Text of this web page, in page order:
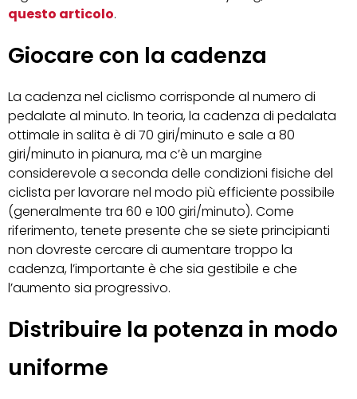
questo articolo.
Giocare con la cadenza
La cadenza nel ciclismo corrisponde al numero di
pedalate al minuto. In teoria, la cadenza di pedalata
ottimale in salita è di 70 giri/minuto e sale a 80
giri/minuto in pianura, ma c’è un margine
considerevole a seconda delle condizioni fisiche del
ciclista per lavorare nel modo più efficiente possibile
(generalmente tra 60 e 100 giri/minuto). Come
riferimento, tenete presente che se siete principianti
non dovreste cercare di aumentare troppo la
cadenza, l’importante è che sia gestibile e che
l’aumento sia progressivo.
Distribuire la potenza in modo
uniforme